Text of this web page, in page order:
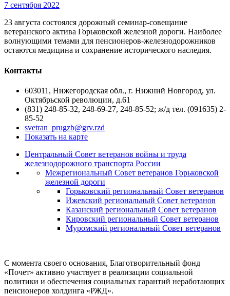
7 сентября 2022
23 августа состоялся дорожный семинар-совещание
ветеранского актива Горьковской железной дороги. Наиболее
волнующими темами для пенсионеров-железнодорожников
остаются медицина и сохранение исторического наследия.
Контакты
603011, Нижегородская обл., г. Нижний Новгород, ул.
Октябрьской революции, д.61
(831) 248-85-32, 248-69-27, 248-85-52; ж/д тел. (091635) 2-
85-52
svetran_prugzb@grv.rzd
Показать на карте
Центральный Совет ветеранов войны и труда
железнодорожного транспорта России
Межрегиональный Совет ветеранов Горьковской
железной дороги
Горьковский региональный Совет ветеранов
Ижевский региональный Совет ветеранов
Казанский региональный Совет ветеранов
Кировский региональный Совет ветеранов
Муромский региональный Совет ветеранов
С момента своего основания, Благотворительный фонд
«Почет» активно участвует в реализации социальной
политики и обеспечения социальных гарантий неработающих
пенсионеров холдинга «РЖД».